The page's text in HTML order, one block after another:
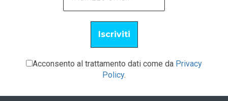
Acconsento al trattamento dati come da Privacy
Policy.